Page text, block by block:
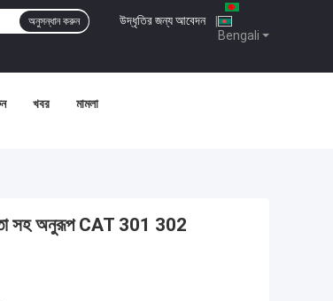
Bengali
উদ্ধৃতির জন্য আবেদন |
অনুসন্ধান করুন
খবর মামলা
সহ অনুরূপ CAT 301 302